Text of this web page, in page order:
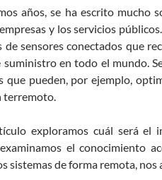
años, se ha escrito mucho
y los servicios
de sensores conectados que
suministro en todo el mundo.
que pueden, por ejemplo,
terremoto.
exploramos cuál será
el conocimiento
sistemas de forma remota,